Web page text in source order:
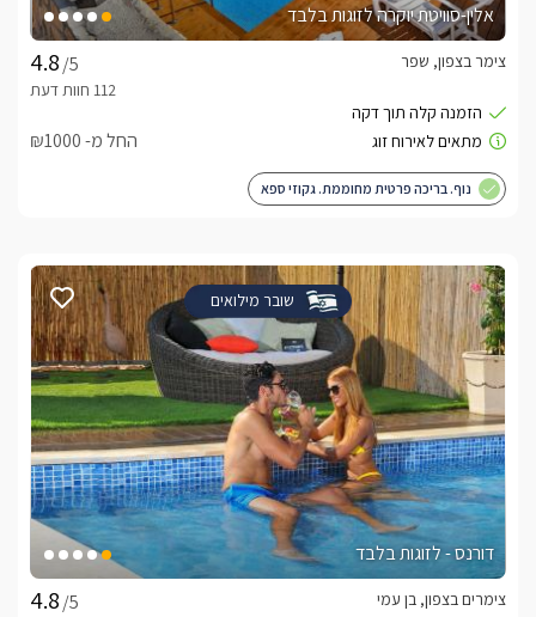
אלין-סוויטת יוקרה לזוגות בלבד
/5
צימר בצפון, שפר
החל מ- ₪1000
נוף. בריכה פרטית מחוממת. גקוזי ספא
שובר מילואים
דורנס - לזוגות בלבד
/5
צימרים בצפון, בן עמי